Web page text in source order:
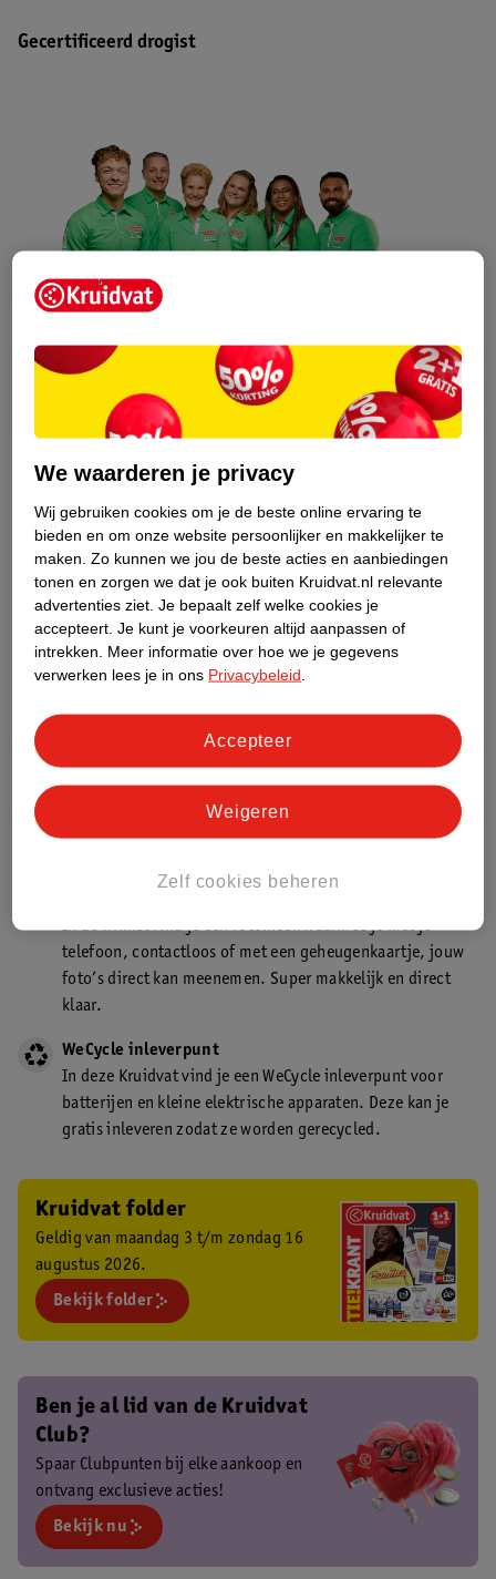
Gecertificeerd drogist
Kruidvat is een erkend specialist in
zelfzorg, ook online. Wat je
gezondheidsvraag ook is, stel hem aan
Stel je gezondheidsvraag
Ook in deze winkel
Kruidvat.nl ophaalpunt
Laat je bestelling snel en gemakkelijk bezorgen in de
Kruidvat is een gecertificeerd drogist. Dit betekent dat je
In de winkel vind je een fotokiosk waarmee je met je
telefoon, contactloos of met een geheugenkaartje, jouw
foto’s direct kan meenemen. Super makkelijk en direct
klaar.
WeCycle inleverpunt
In deze Kruidvat vind je een WeCycle inleverpunt voor
batterijen en kleine elektrische apparaten. Deze kan je
gratis inleveren zodat ze worden gerecycled.
Kruidvat folder
Geldig van maandag 3 t/m zondag 16
augustus 2026.
Bekijk folder
Ben je al lid van de Kruidvat
Club?
Spaar Clubpunten bij elke aankoop en
ontvang exclusieve acties!
Bekijk nu
We waarderen je privacy
Wij gebruiken cookies om je de beste online ervaring te
bieden en om onze website persoonlijker en makkelijker te
maken. Zo kunnen we jou de beste acties en aanbiedingen
tonen en zorgen we dat je ook buiten Kruidvat.nl relevante
advertenties ziet. Je bepaalt zelf welke cookies je
accepteert. Je kunt je voorkeuren altijd aanpassen of
intrekken.
Meer informatie over hoe we je gegevens
verwerken lees je in ons Privacybeleid
Zelf cookies beheren
Weigeren
Accepteer